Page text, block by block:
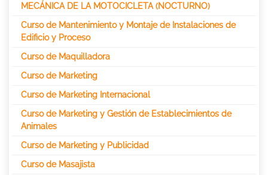
MECÁNICA DE LA MOTOCICLETA (NOCTURNO)
Curso de Mantenimiento y Montaje de Instalaciones de
Edificio y Proceso
Curso de Maquilladora
Curso de Marketing
Curso de Marketing Internacional
Curso de Marketing y Gestión de Establecimientos de
Animales
Curso de Marketing y Publicidad
Curso de Masajista